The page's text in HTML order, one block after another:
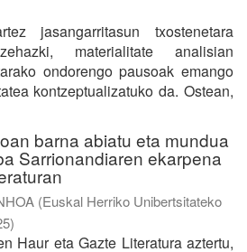
jasangarritasun txostenetara
materialitate analisian
ondorengo pausoak emango
kontzeptualizatuko da. Ostean,
barna abiatu eta mundua
Sarrionandiaren ekarpena
(Euskal Herriko Unibertsitateko
)
Haur eta Gazte Literatura aztertu,